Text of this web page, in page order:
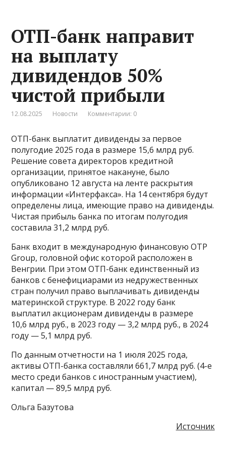
ОТП-банк направит
на выплату
дивидендов 50%
чистой прибыли
12.08.2025 Новости Комментарии: 0
ОТП-банк выплатит дивиденды за первое
полугодие 2025 года в размере 15,6 млрд руб.
Решение совета директоров кредитной
организации, принятое накануне, было
опубликовано 12 августа на ленте раскрытия
информации «Интерфакса». На 14 сентября будут
определены лица, имеющие право на дивиденды.
Чистая прибыль банка по итогам полугодия
составила 31,2 млрд руб.
Банк входит в международную финансовую OTP
Group, головной офис которой расположен в
Венгрии. При этом ОТП-банк единственный из
банков с бенефициарами из недружественных
стран получил право выплачивать дивиденды
материнской структуре. В 2022 году банк
выплатил акционерам дивиденды в размере
10,6 млрд руб., в 2023 году — 3,2 млрд руб., в 2024
году — 5,1 млрд руб.
По данным отчетности на 1 июля 2025 года,
активы ОТП-банка составляли 661,7 млрд руб. (4-е
место среди банков с иностранным участием),
капитал — 89,5 млрд руб.
Ольга Базутова
Источник